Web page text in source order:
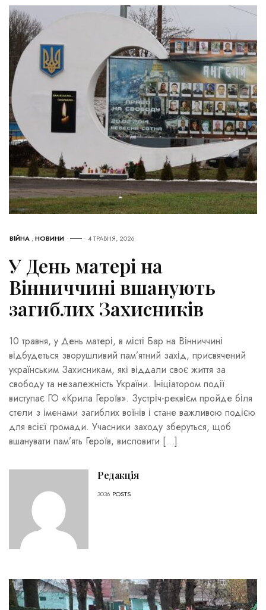
ВІЙНА ,НОВИНИ 4 ТРАВНЯ, 2026
У День матері на
Вінниччині вшанують
загиблих Захисників
10 травня, у День матері, в місті Бар на Вінниччині
відбудеться зворушливий пам’ятний захід, присвячений
українським Захисникам, які віддали своє життя за
свободу та незалежність України. Ініціатором події
виступає ГО «Крила Героїв». Зустріч-реквієм пройде біля
стели з іменами загиблих воїнів і стане важливою подією
для всієї громади. Учасники заходу зберуться, щоб
вшанувати пам’ять Героїв, висловити […]
Редакція
3036 POSTS